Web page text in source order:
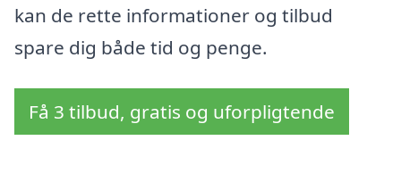
kan de rette informationer og tilbud
spare dig både tid og penge.
Få 3 tilbud, gratis og uforpligtende